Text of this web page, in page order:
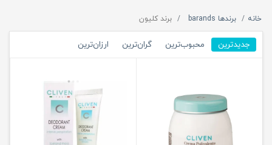
خانه برندها barands برند کلیون
جدیدترین محبوب‌ترین گران‌ترین ارزان‌ترین